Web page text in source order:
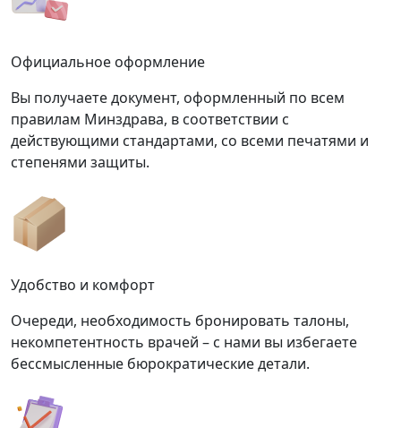
Официальное оформление
Вы получаете документ, оформленный по всем
правилам Минздрава, в соответствии с
действующими стандартами, со всеми печатями и
степенями защиты.
Удобство и комфорт
Очереди, необходимость бронировать талоны,
некомпетентность врачей – с нами вы избегаете
бессмысленные бюрократические детали.